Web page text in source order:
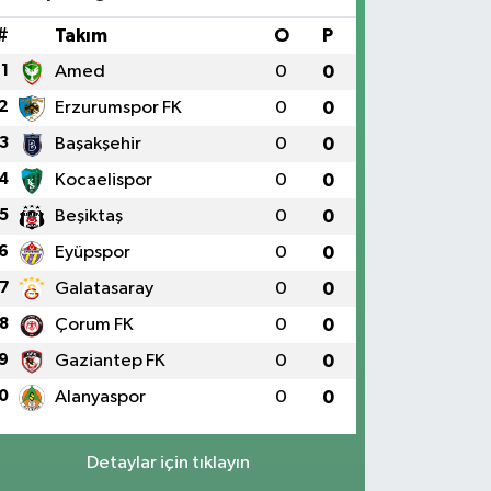
Takım O P
1 Amed 0 0
Erzurumspor FK 0 0
3 Başakşehir 0 0
Kocaelispor 0 0
5 Beşiktaş 0 0
Eyüpspor 0 0
7 Galatasaray 0 0
8 Çorum FK 0 0
Gaziantep FK 0 0
Alanyaspor 0 0
Detaylar için tıklayın